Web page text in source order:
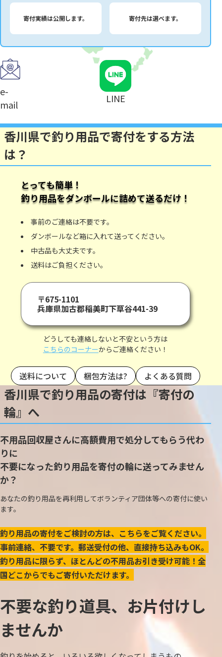
寄付実績は公開します。 寄付先は選べます。
e-
mail
LINE
香川県で釣り用品で寄付をする方法
は？
とっても簡単！
釣り用品をダンボールに詰めて送るだけ！
事前のご連絡は不要です。
ダンボールなど箱に入れて送ってください。
中古品も大丈夫です。
送料はご負担ください。
〒675-1101
兵庫県加古郡稲美町下草谷441-39
どうしても連絡しないと不安という方は
こちらのコーナーからご連絡ください！
送料について 梱包方法は? よくある質問
香川県で釣り用品の寄付は『寄付の
輪』へ
不用品回収屋さんに高額費用で処分してもらう代わ
りに
不要になった釣り用品を寄付の輪に送ってみません
か？
あなたの釣り用品を再利用してボランティア団体等への寄付に使い
ます。
釣り用品の寄付をご検討の方は、こちらをご覧ください。
事前連絡、不要です。郵送受付の他、直接持ち込みもOK。
釣り用品に限らず、ほとんどの不用品お引き受け可能！全
国どこからでもご寄付いただけます。
不要な釣り道具、お片付けし
ませんか